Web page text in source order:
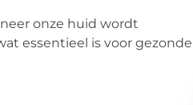
onze huid wordt
essentieel is voor gezonde